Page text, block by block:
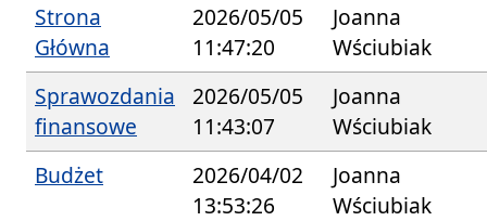
Strona
Główna
2026/05/05
11:47:20
Joanna
Wściubiak
Sprawozdania
finansowe
2026/05/05
11:43:07
Joanna
Wściubiak
Budżet
2026/04/02
13:53:26
Joanna
Wściubiak